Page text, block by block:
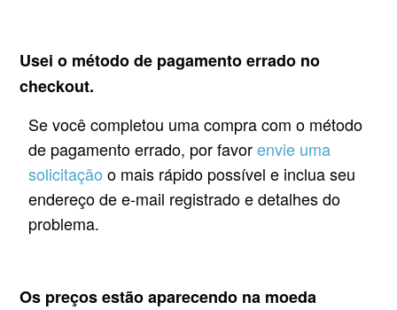
Usei o método de pagamento errado no
checkout.
Se você completou uma compra com o método
de pagamento errado, por favorenvie uma
solicitação o mais rápido possível e inclua seu
endereço de e-mail registrado e detalhes do
problema.
Os preços estão aparecendo na moeda